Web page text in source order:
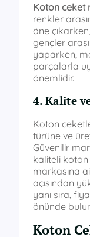
Koton ceket
renkler
öne
gençler
yaparken,
parçalarla
önemlidir.
4. Kalite
Koton
türüne ve
Güvenilir
kaliteli koton
markasına
açısından
yanı sıra,
önünde
Koton